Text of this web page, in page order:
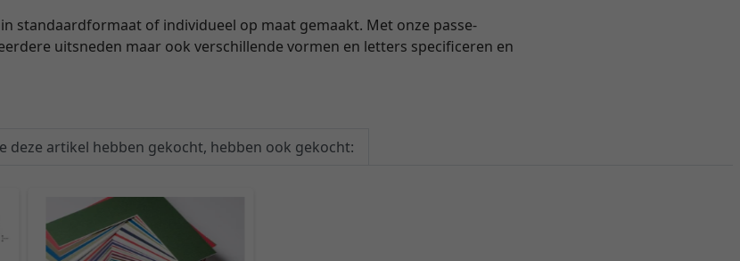
standaardformaat of individueel op maat gemaakt. Met onze passe-
uitsneden maar ook verschillende vormen en letters specificeren en
deze artikel hebben gekocht, hebben ook gekocht: